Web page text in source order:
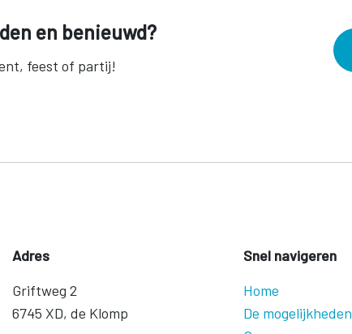
en benieuwd?
feest of partij!
Adres
Griftweg 2
6745 XD, de Klomp
Snel navigeren
Home
De mogelijkheden